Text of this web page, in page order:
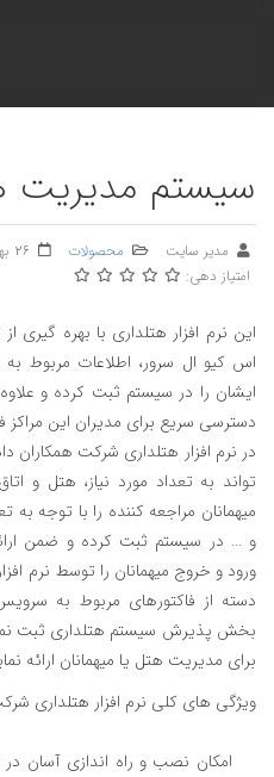
سیستم مدیریت
مدیر سایت محصولات 26 بهمن 1402
امتیاز دهی:
این نرم افزار هتلداری با بهره گیری
اس کیو ال سرور، اطلاعات مربوط
ایشان را در سیستم ثبت کرده و
دسترسی سریع برای مدیران این مراکز
در نرم افزار هتلداری شرکت همکاران
تواند به تعداد مورد نیاز، هتل و
میهمانان مراجعه کننده را با توجه
و … در سیستم ثبت کرده و ضمن
ورود و خروج میهمانان را توسط نرم
دسته از فاکتورهای مربوط به
بخش پذیرش سیستم هتلداری ثبت
برای مدیریت هتل یا میهمانان ارائه
ویژگی های کلی نرم افزار هتلداری
امکان نصب و راه اندازی آسان در